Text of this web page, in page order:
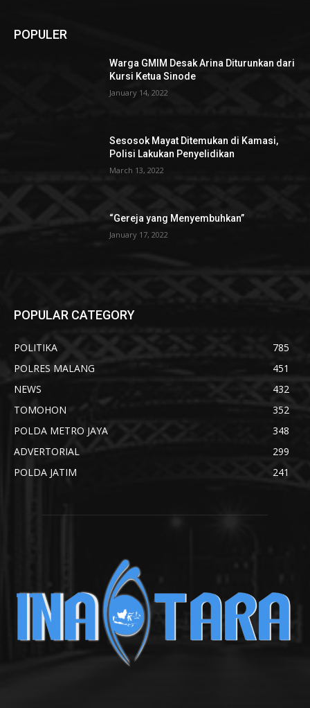
POPULER
Warga GMIM Desak Arina Diturunkan dari
Kursi Ketua Sinode
January 14, 2022
Sesosok Mayat Ditemukan di Kamasi,
Polisi Lakukan Penyelidikan
March 13, 2022
“Gereja yang Menyembuhkan”
January 17, 2022
POPULAR CATEGORY
POLITIKA
785
POLRES MALANG
451
NEWS
432
TOMOHON
352
POLDA METRO JAYA
348
ADVERTORIAL
299
POLDA JATIM
241